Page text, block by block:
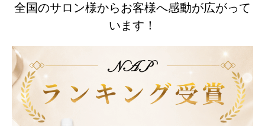
全国のサロン様からお客様へ感動が広がって
います！